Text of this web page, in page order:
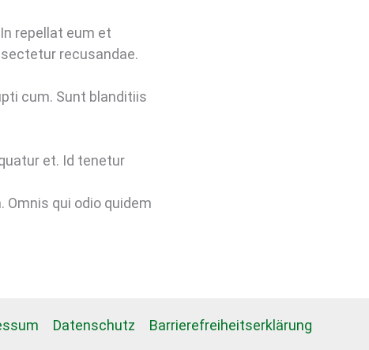
repellat eum et
recusandae.
cum. Sunt blanditiis
et. Id tenetur
qui odio quidem
Datenschutz Barrierefreiheitserklärung